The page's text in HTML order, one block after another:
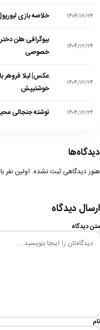
۱۴۰۴/۱۲/۲۴ خلاصه بازی لیورپول 1 – تاتنهام 1 (لیگ برتر
۱۴۰۴/۱۲/۲۴
بیوگرافی هلن
خصوصی
۱۴۰۴/۱۲/۲۴
عکس| لیلا فروهر
خوشتیپش
۱۴۰۴/۱۲/۲۴ نوشته جنجالی
دیدگاه‌ها
هنوز دیدگاهی ثبت نشده. اولین نفر
ارسال دیدگاه
متن دیدگاه
نام